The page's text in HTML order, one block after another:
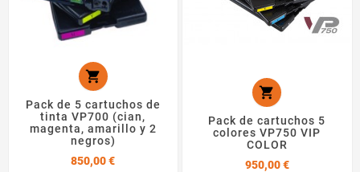

Pack de 5 cartuchos de
tinta VP700 (cian,
magenta, amarillo y 2
negros)
850,00 €Precio

Pack de cartuchos 5
colores VP750 VIP
COLOR
950,00 €Precio